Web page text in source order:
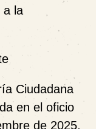
a la
Ciudadana
en el oficio
de 2025,